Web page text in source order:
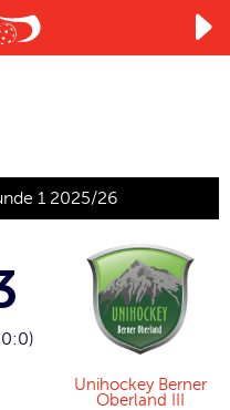
1 2025/26
0:0)
Unihockey Berner
Oberland III